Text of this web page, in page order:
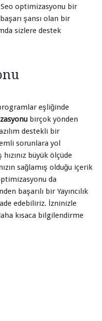
optimizasyonu bir
şansı olan bir
sizlere destek
eşliğinde
birçok yönden
destekli bir
sorunlara yol
büyük ölçüde
sağlamış olduğu içerik
da
başarılı bir Yayıncılık
edebiliriz. İzninizle
kısaca bilgilendirme